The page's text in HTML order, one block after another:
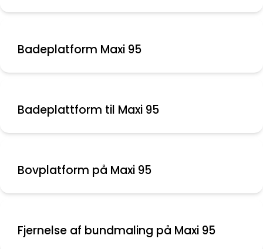
Badeplatform Maxi 95
Badeplattform til Maxi 95
Bovplatform på Maxi 95
Fjernelse af bundmaling på Maxi 95